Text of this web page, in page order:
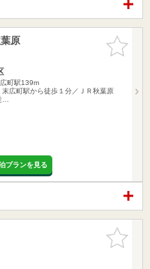
お気に入
りに追加
原
町駅139m
広町駅から徒歩１分／ＪＲ秋葉原
…
プランを見る
お気に入
りに追加